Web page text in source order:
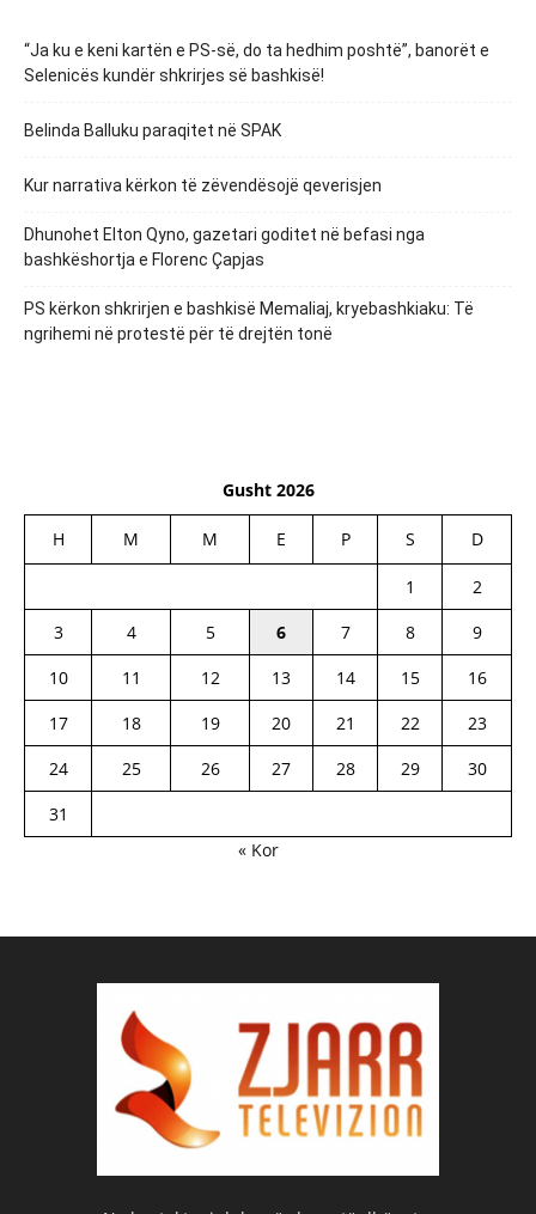
“Ja ku e keni kartën e PS-së, do ta hedhim poshtë”, banorët e
Selenicës kundër shkrirjes së bashkisë!
Belinda Balluku paraqitet në SPAK
Kur narrativa kërkon të zëvendësojë qeverisjen
Dhunohet Elton Qyno, gazetari goditet në befasi nga
bashkëshortja e Florenc Çapjas
PS kërkon shkrirjen e bashkisë Memaliaj, kryebashkiaku: Të
ngrihemi në protestë për të drejtën tonë
Gusht 2026
H M M E P S D
1
2
3
4 5 6 7 8
9
10
11 12 13 14 15
16
17
18 19 20 21 22
23
24
25 26 27 28 29
30
31
« Kor